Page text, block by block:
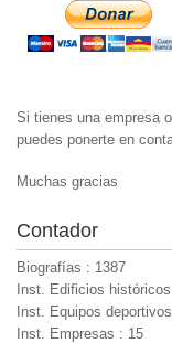
Si tienes una empresa
puedes ponerte en
Muchas gracias
Contador
Biografías : 1387
Inst. Edificios
Inst. Equipos
Inst. Empresas : 15